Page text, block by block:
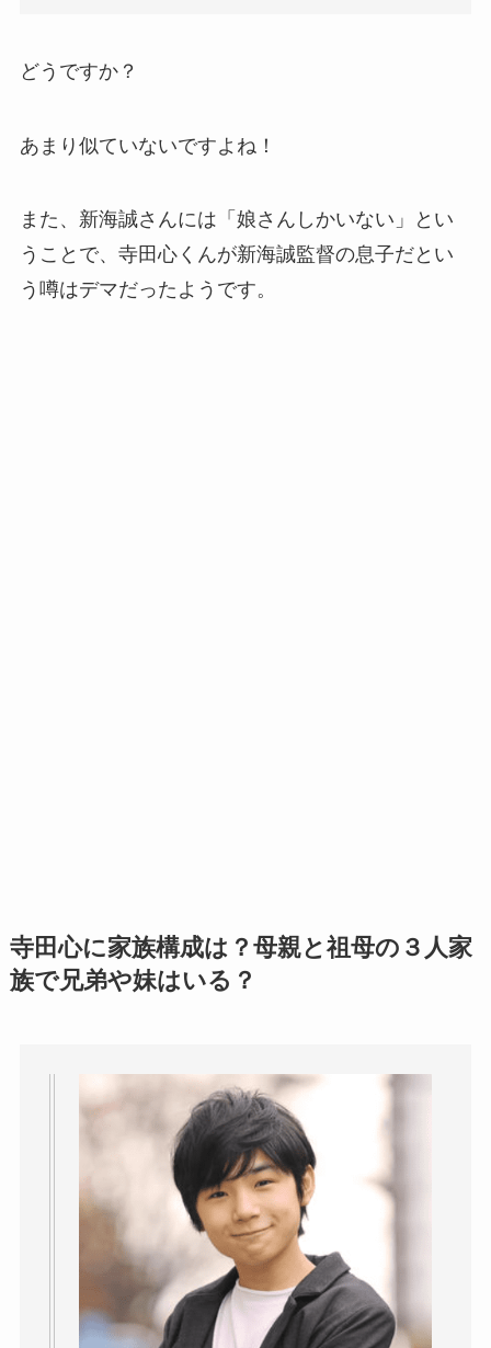
どうですか？
あまり似ていないですよね！
また、新海誠さんには「娘さんしかいない」とい
うことで、寺田心くんが新海誠監督の息子だとい
う噂はデマだったようです。
寺田心に家族構成は？母親と祖母の３人家
族で兄弟や妹はいる？